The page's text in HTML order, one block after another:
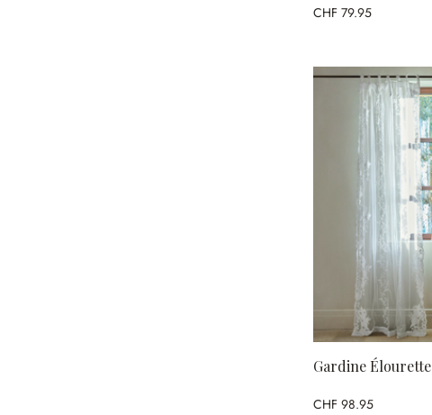
CHF 79.95
Gardine Élourette
CHF 98.95